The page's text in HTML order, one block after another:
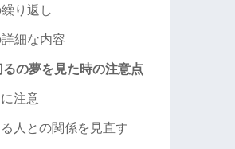
り返し
細な内容
の夢を見た時の注意点
注意
人との関係を見直す